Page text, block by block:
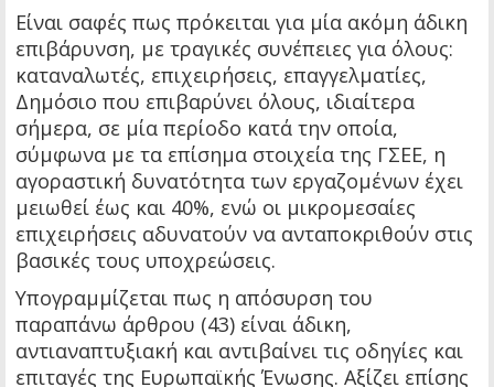
Είναι σαφές πως πρόκειται για μία ακόμη άδικη
επιβάρυνση, με τραγικές συνέπειες για όλους:
καταναλωτές, επιχειρήσεις, επαγγελματίες,
Δημόσιο που επιβαρύνει όλους, ιδιαίτερα
σήμερα, σε μία περίοδο κατά την οποία,
σύμφωνα με τα επίσημα στοιχεία της ΓΣΕΕ, η
αγοραστική δυνατότητα των εργαζομένων έχει
μειωθεί έως και 40%, ενώ οι μικρομεσαίες
επιχειρήσεις αδυνατούν να ανταποκριθούν στις
βασικές τους υποχρεώσεις.
Υπογραμμίζεται πως η απόσυρση του
παραπάνω άρθρου (43) είναι άδικη,
αντιαναπτυξιακή και αντιβαίνει τις οδηγίες και
επιταγές της Ευρωπαϊκής Ένωσης. Αξίζει επίσης